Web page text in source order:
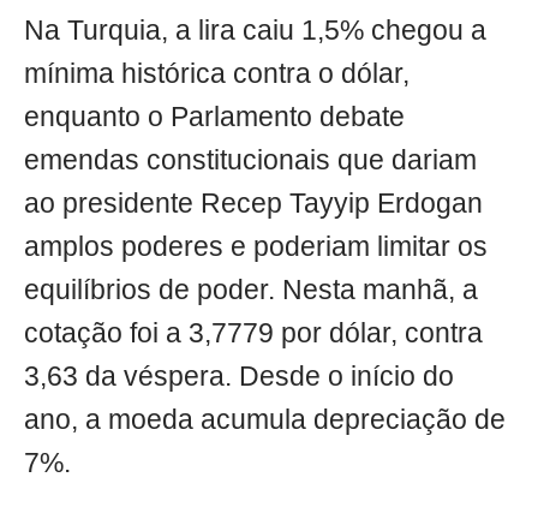
Na Turquia, a lira caiu 1,5% chegou a
mínima histórica contra o dólar,
enquanto o Parlamento debate
emendas constitucionais que dariam
ao presidente Recep Tayyip Erdogan
amplos poderes e poderiam limitar os
equilíbrios de poder. Nesta manhã, a
cotação foi a 3,7779 por dólar, contra
3,63 da véspera. Desde o início do
ano, a moeda acumula depreciação de
7%.